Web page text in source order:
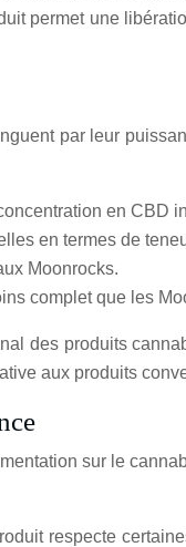
permet une
par leur
en CBD
en termes de
Moonrocks.
complet que les
des produits
aux produits
sur le
respecte